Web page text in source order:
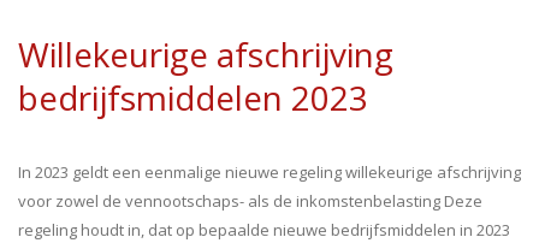
Willekeurige afschrijving
bedrijfsmiddelen 2023
In 2023 geldt een eenmalige nieuwe regeling willekeurige afschrijving
voor zowel de vennootschaps- als de inkomstenbelasting Deze
regeling houdt in, dat op bepaalde nieuwe bedrijfsmiddelen in 2023